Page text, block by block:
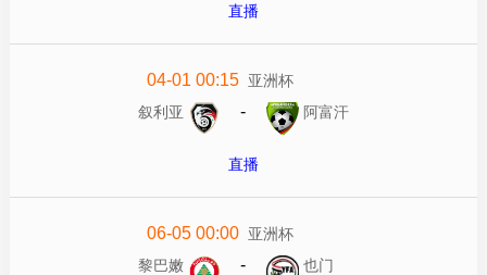
直播
04-01 00:15 亚洲杯
叙利亚
- 阿富汗
直播
06-05 00:00 亚洲杯
黎巴嫩
- 也门